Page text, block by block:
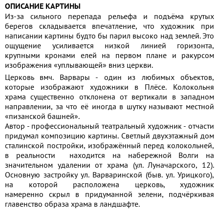
ОПИСАНИЕ КАРТИНЫ
Из-за сильного перепада рельефа и подъёма крутых
берегов складывается впечатление, что художник при
написании картины будто бы парил высоко над землей. Это
ощущение усиливается низкой линией горизонта,
крупными кронами елей на первом плане и ракурсом
изображения «уплывающей» вниз церкви.
Церковь вмч. Варвары - один из любимых объектов,
которые изображают художники в Плёсе. Колокольня
храма существенно отклонена от вертикали в западном
направлении, за что её иногда в шутку называют местной
«пизанской башней».
Автор - профессиональный театральный художник - отчасти
придумал композицию картины. Светлый двухэтажный дом
сталинской постройки, изображённый перед колокольней,
в реальности находится на набережной Волги на
значительном удалении от храма (ул. Луначарского, 12).
Основную застройку ул. Варваринской (быв. ул. Урицкого),
на которой расположена церковь, художник
намеренно скрыл в придуманной зелени, подчёркивая
главенство образа храма в ландшафте.